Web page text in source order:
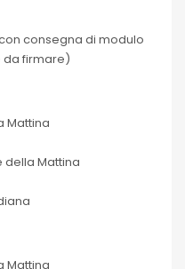
consegna di modulo
firmare)
Mattina
della Mattina
Mattina